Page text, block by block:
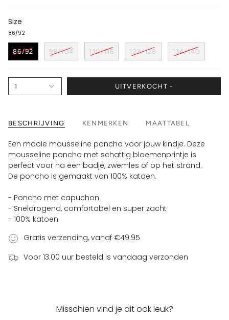
Size
86/92
86/92 98/104 110/116 122/128 134/140
1 UITVERKOCHT -
BESCHRIJVING KENMERKEN MAATTABEL
Een mooie mousseline poncho voor jouw kindje. Deze
mousseline poncho met schattig bloemenprintje is
perfect voor na een badje, zwemles of op het strand.
De poncho is gemaakt van 100% katoen.
- Poncho met capuchon
- Sneldrogend, comfortabel en super zacht
- 100% katoen
Gratis verzending, vanaf €49.95
Voor 13.00 uur besteld is vandaag verzonden
Misschien vind je dit ook leuk?